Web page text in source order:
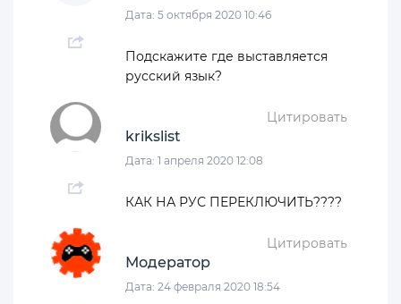
Дата: 5 октября 2020 10:46
Подскажите где выставляется
русский язык?
Цитировать
krikslist
Дата: 1 апреля 2020 12:08
КАК НА РУС ПЕРЕКЛЮЧИТЬ????
Цитировать
Модератор
Дата: 24 февраля 2020 18:54